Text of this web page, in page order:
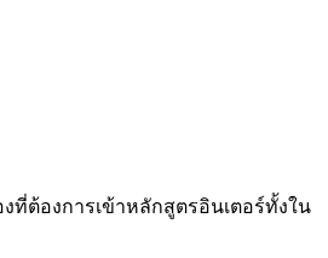
งที่ต้องการเข้าหลักสูตรอินเตอร์ทั้งใน